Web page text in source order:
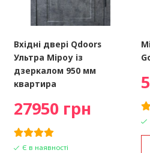
Вхідні двері Qdoors
Ультра Міроу із
дзеркалом 950 мм
квартира
27950 грн
Є в наявності